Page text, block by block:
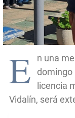
E
n una
domingo
licencia
Vidalín, será